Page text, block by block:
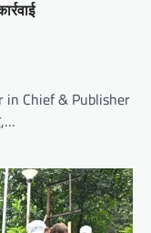
in Chief & Publisher